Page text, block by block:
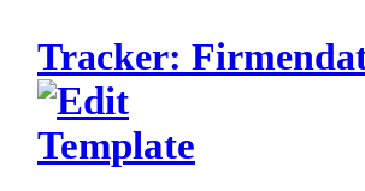
Tracker: